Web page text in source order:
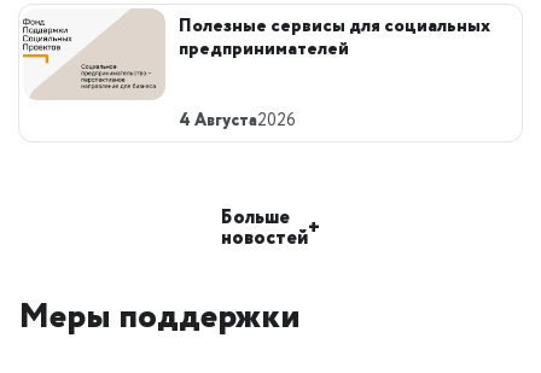
Полезные сервисы для социальных
предпринимателей
4 Августа2026
Больше
новостей+
Меры поддержки